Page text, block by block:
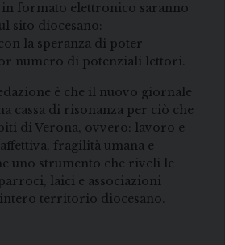
formato elettronico saranno
sito diocesano:
la speranza di poter
numero di potenziali lettori.
è che il nuovo giornale
cassa di risonanza per ciò che
di Verona, ovvero: lavoro e
fragilità umana e
uno strumento che riveli le
laici e associazioni
territorio diocesano.